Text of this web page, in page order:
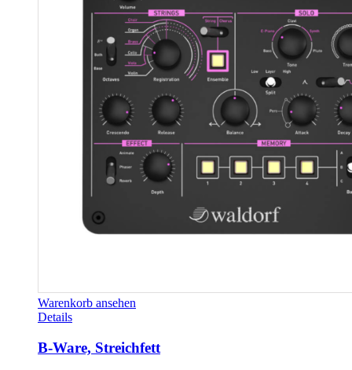
Warenkorb ansehen
Details
B-Ware, Streichfett